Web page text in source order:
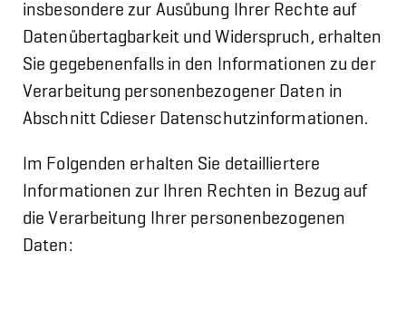
insbesondere zur Ausübung Ihrer Rechte auf
Datenübertagbarkeit und Widerspruch, erhalten
Sie gegebenenfalls in den Informationen zu der
Verarbeitung personenbezogener Daten in
Abschnitt Cdieser Datenschutzinformationen.
Im Folgenden erhalten Sie detailliertere
Informationen zur Ihren Rechten in Bezug auf
die Verarbeitung Ihrer personenbezogenen
Daten: